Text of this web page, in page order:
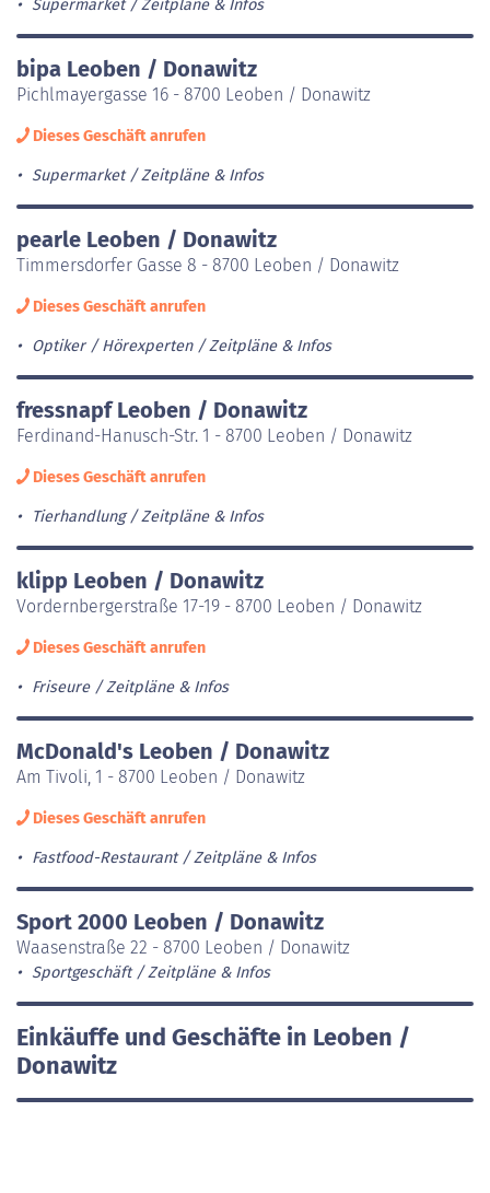
Supermarket Zeitpläne & Infos
bipa Leoben / Donawitz
Pichlmayergasse 16 - 8700 Leoben / Donawitz
Dieses Geschäft anrufen
Supermarket Zeitpläne & Infos
pearle Leoben / Donawitz
Timmersdorfer Gasse 8 - 8700 Leoben / Donawitz
Dieses Geschäft anrufen
Optiker / Hörexperten Zeitpläne & Infos
fressnapf Leoben / Donawitz
Ferdinand-Hanusch-Str. 1 - 8700 Leoben / Donawitz
Dieses Geschäft anrufen
Tierhandlung Zeitpläne & Infos
klipp Leoben / Donawitz
Vordernbergerstraße 17-19 - 8700 Leoben / Donawitz
Dieses Geschäft anrufen
Friseure Zeitpläne & Infos
McDonald's Leoben / Donawitz
Am Tivoli, 1 - 8700 Leoben / Donawitz
Dieses Geschäft anrufen
Fastfood-Restaurant Zeitpläne & Infos
Sport 2000 Leoben / Donawitz
Waasenstraße 22 - 8700 Leoben / Donawitz
Sportgeschäft Zeitpläne & Infos
Einkäuffe und Geschäfte in Leoben /
Donawitz